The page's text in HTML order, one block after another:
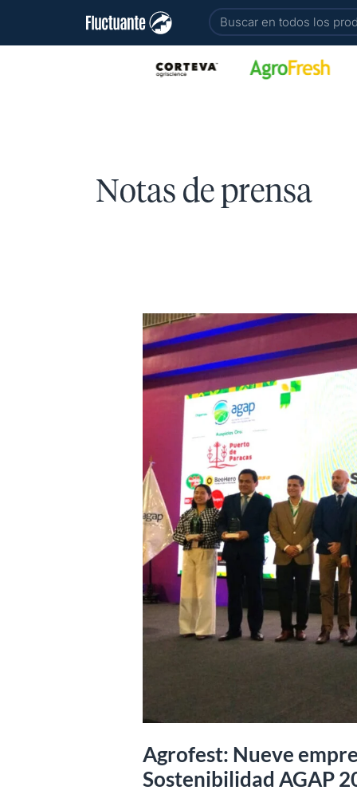
Buscar
Notas de prensa
Agrofest: Nueve
Sostenibilidad AGAP
Agrofest:
Nueve
empresas
recibieron
Reconocimiento
Sostenibilidad
AGAP
2026